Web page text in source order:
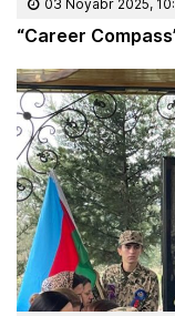
03 Noyabr 2025,
“Career